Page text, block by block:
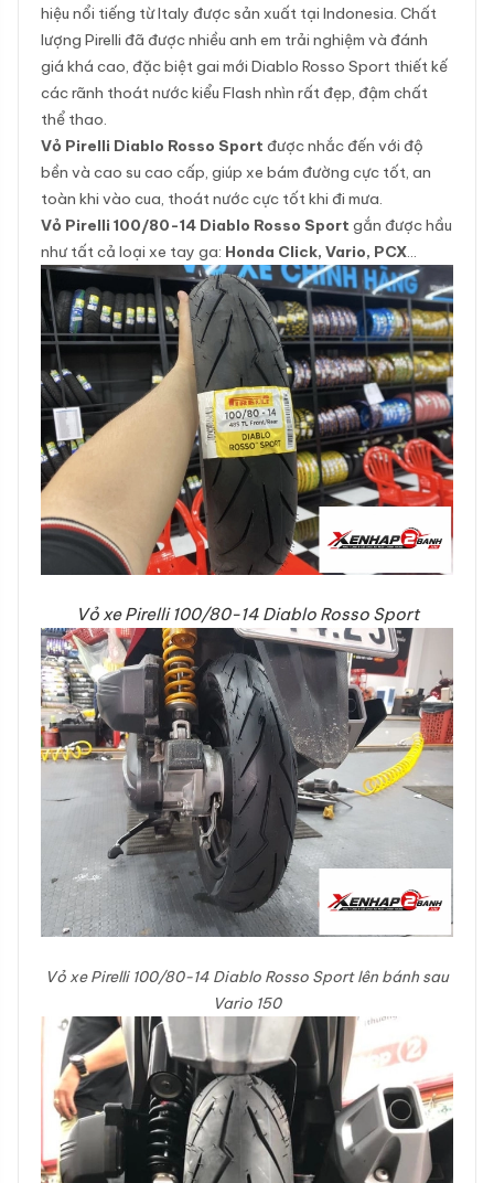
hiệu nổi tiếng từ Italy được sản xuất tại Indonesia. Chất
lượng Pirelli đã được nhiều anh em trải nghiệm và đánh
giá khá cao, đặc biệt gai mới Diablo Rosso Sport thiết kế
các rãnh thoát nước kiểu Flash nhìn rất đẹp, đậm chất
thể thao.
Vỏ Pirelli Diablo Rosso Sport được nhắc đến với độ
bền và cao su cao cấp, giúp xe bám đường cực tốt, an
toàn khi vào cua, thoát nước cực tốt khi đi mưa.
Vỏ Pirelli 100/80-14 Diablo Rosso Sport gắn được hầu
như tất cả loại xe tay ga: Honda Click, Vario, PCX…
Vỏ xe Pirelli 100/80-14 Diablo Rosso Sport
Vỏ xe Pirelli 100/80-14 Diablo Rosso Sport lên bánh sau
Vario 150